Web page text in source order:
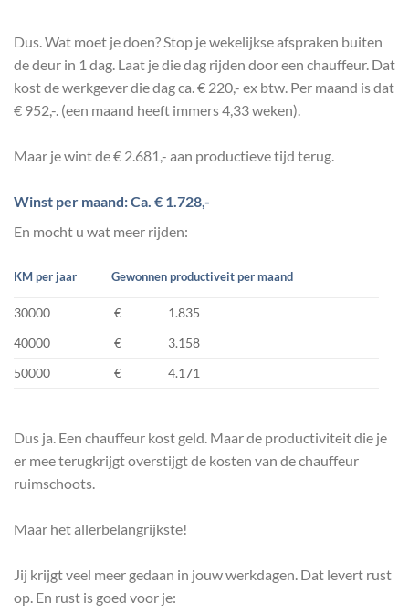
Dus. Wat moet je doen? Stop je wekelijkse afspraken buiten
de deur in 1 dag. Laat je die dag rijden door een chauffeur. Dat
kost de werkgever die dag ca. € 220,- ex btw. Per maand is dat
€ 952,-. (een maand heeft immers 4,33 weken).
Maar je wint de € 2.681,- aan productieve tijd terug.
Winst per maand: Ca. € 1.728,-
En mocht u wat meer rijden:
KM per jaar Gewonnen productiveit per maand
30000
€ 1.835
40000
€ 3.158
50000
€ 4.171
Dus ja. Een chauffeur kost geld. Maar de productiviteit die je
er mee terugkrijgt overstijgt de kosten van de chauffeur
ruimschoots.
Maar het allerbelangrijkste!
Jij krijgt veel meer gedaan in jouw werkdagen. Dat levert rust
op. En rust is goed voor je: